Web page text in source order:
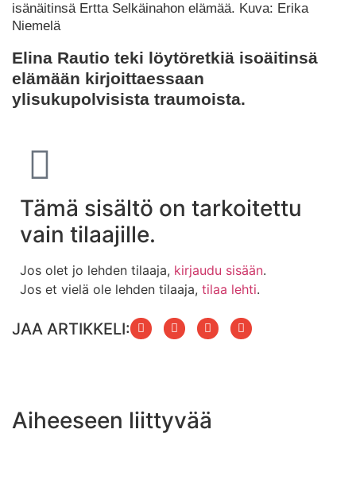
isänäitinsä Ertta Selkäinahon elämää. Kuva: Erika
Niemelä
Elina Rautio teki löytöretkiä isoäitinsä
elämään kirjoittaessaan
ylisukupolvisista traumoista.
Tämä sisältö on tarkoitettu
vain tilaajille.
Jos olet jo lehden tilaaja, kirjaudu sisään.
Jos et vielä ole lehden tilaaja, tilaa lehti.
JAA ARTIKKELI:
Aiheeseen liittyvää